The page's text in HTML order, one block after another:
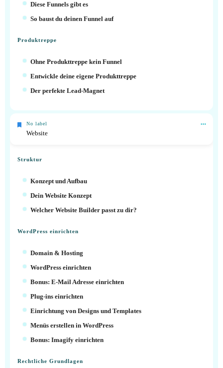
Diese Funnels gibt es
So baust du deinen Funnel auf
Produktreppe
Ohne Produkttreppe kein Funnel
Entwickle deine eigene Produkttreppe
Der perfekte Lead-Magnet
No label
Website
Struktur
Konzept und Aufbau
Dein Website Konzept
Welcher Website Builder passt zu dir?
WordPress einrichten
Domain & Hosting
WordPress einrichten
Bonus: E-Mail Adresse einrichten
Plug-ins einrichten
Einrichtung von Designs und Templates
Menüs erstellen in WordPress
Bonus: Imagify einrichten
Rechtliche Grundlagen